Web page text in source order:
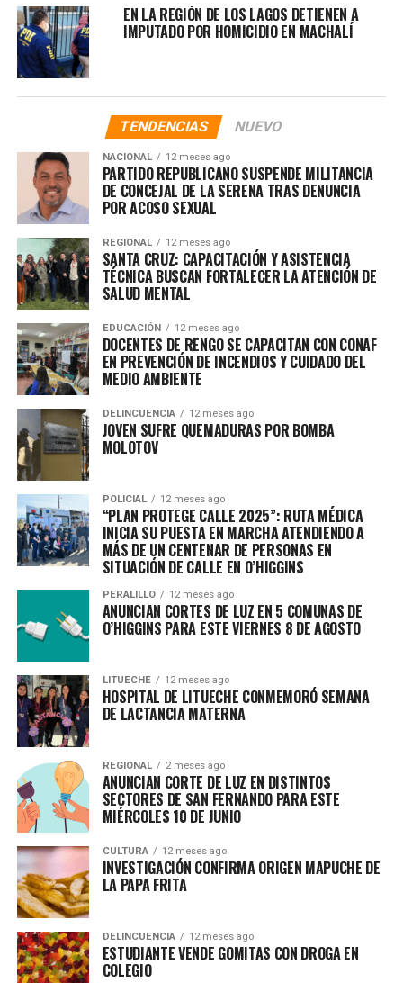
DELINCUANCIA EN CHILE
DELINCUANCIA EN OHIGGINS
UP NEXT
PROYECTO DE LEY BUSCA QUE PENSIONES DE GRACIA NO
LLEGUEN A PERSONAS CON ANTECEDENTES PENALES
DON'T MISS
517 PERSONAS DETENIDAS POR MANEJAR BAJO LOS
EFECTOS DEL ALCOHOL EN FIESTAS PATRIAS
EN LA REGIÓN DE LOS LAGOS DETIENEN A
IMPUTADO POR HOMICIDIO EN MACHALÍ
TENDENCIAS NUEVO
NACIONAL 12 meses ago
PARTIDO REPUBLICANO SUSPENDE MILITANCIA
DE CONCEJAL DE LA SERENA TRAS DENUNCIA
POR ACOSO SEXUAL
REGIONAL 12 meses ago
SANTA CRUZ: CAPACITACIÓN Y ASISTENCIA
TÉCNICA BUSCAN FORTALECER LA ATENCIÓN DE
SALUD MENTAL
EDUCACIÓN 12 meses ago
DOCENTES DE RENGO SE CAPACITAN CON CONAF
EN PREVENCIÓN DE INCENDIOS Y CUIDADO DEL
MEDIO AMBIENTE
DELINCUENCIA 12 meses ago
JOVEN SUFRE QUEMADURAS POR BOMBA
MOLOTOV
POLICIAL 12 meses ago
“PLAN PROTEGE CALLE 2025”: RUTA MÉDICA
INICIA SU PUESTA EN MARCHA ATENDIENDO A
MÁS DE UN CENTENAR DE PERSONAS EN
SITUACIÓN DE CALLE EN O’HIGGINS
PERALILLO 12 meses ago
ANUNCIAN CORTES DE LUZ EN 5 COMUNAS DE
O’HIGGINS PARA ESTE VIERNES 8 DE AGOSTO
LITUECHE 12 meses ago
HOSPITAL DE LITUECHE CONMEMORÓ SEMANA
DE LACTANCIA MATERNA
REGIONAL 2 meses ago
ANUNCIAN CORTE DE LUZ EN DISTINTOS
SECTORES DE SAN FERNANDO PARA ESTE
MIÉRCOLES 10 DE JUNIO
CULTURA 12 meses ago
INVESTIGACIÓN CONFIRMA ORIGEN MAPUCHE DE
LA PAPA FRITA
DELINCUENCIA 12 meses ago
ESTUDIANTE VENDE GOMITAS CON DROGA EN
COLEGIO